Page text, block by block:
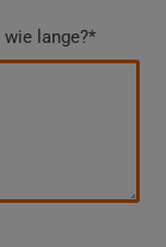
lange?*